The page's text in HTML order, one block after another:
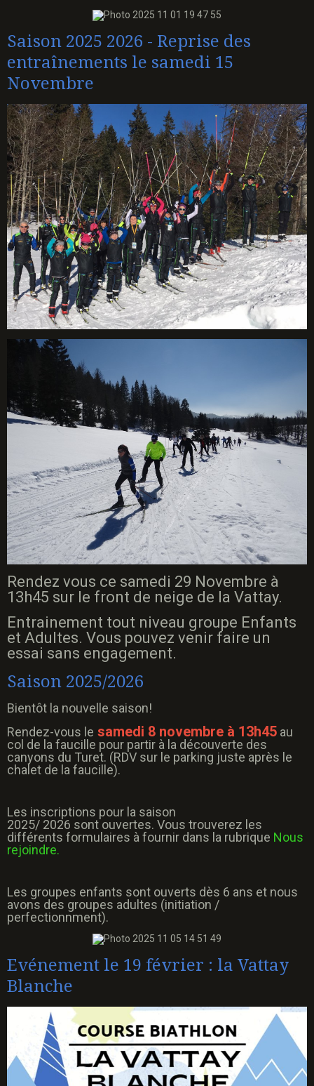
Saison 2025 2026 - Reprise des
entraînements le samedi 15
Novembre
Rendez vous ce samedi 29 Novembre à
13h45 sur le front de neige de la Vattay.
Entrainement tout niveau groupe Enfants
et Adultes. Vous pouvez venir faire un
essai sans engagement.
Saison 2025/2026
Bientôt la nouvelle saison!
Rendez-vous le samedi 8 novembre à 13h45 au
col de la faucille pour partir à la découverte des
canyons du Turet. (RDV sur le parking juste après le
chalet de la faucille).
Les inscriptions pour la saison
2025/ 2026 sont ouvertes. Vous trouverez les
différents formulaires à fournir dans la rubrique Nous
rejoindre.
Les groupes enfants sont ouverts dès 6 ans et nous
avons des groupes adultes (initiation /
perfectionnment).
Evénement le 19 février : la Vattay
Blanche